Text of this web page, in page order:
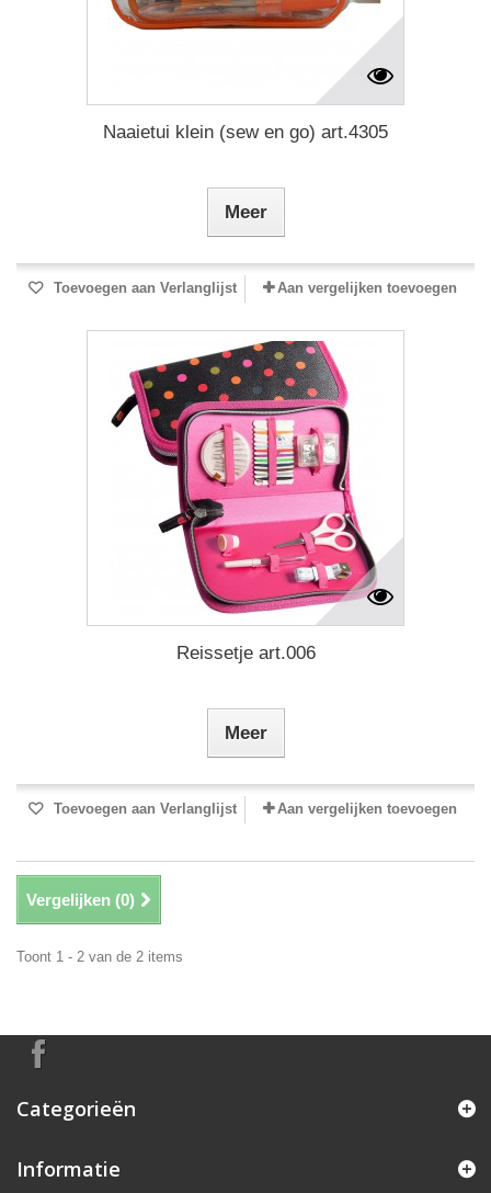
Naaietui klein (sew en go) art.4305
Meer
Toevoegen aan Verlanglijst Aan vergelijken toevoegen
Reissetje art.006
Meer
Toevoegen aan Verlanglijst Aan vergelijken toevoegen
Vergelijken (0)
Toont 1 - 2 van de 2 items
Categorieën
Informatie